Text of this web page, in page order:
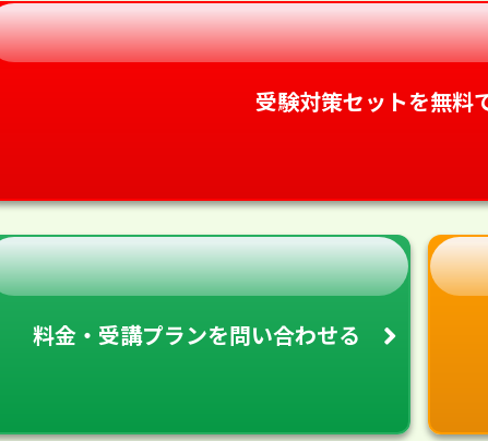
受験対策セットを無料
料金・受講プランを問い合わせる